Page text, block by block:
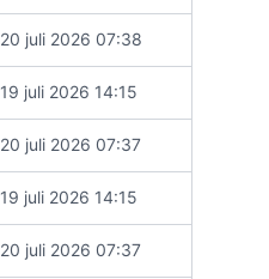
20 juli 2026 07:38
19 juli 2026 14:15
20 juli 2026 07:37
19 juli 2026 14:15
20 juli 2026 07:37